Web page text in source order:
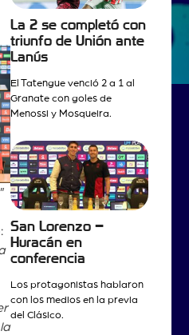
La 2 se completó con
triunfo de Unión ante
Lanús
El Tatengue venció 2 a 1 al
Granate con goles de
Menossi y Mosqueira.
San Lorenzo –
Huracán en
conferencia
Los protagonistas hablaron
con los medios en la previa
del Clásico.